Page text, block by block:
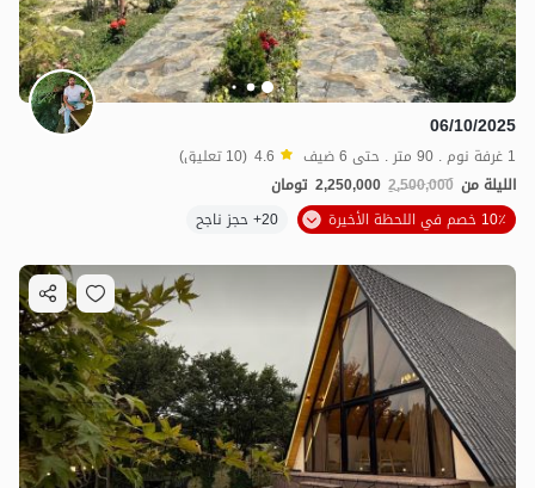
3.2مليون ت 4.7
06/10/2025
1 غرفة نوم . 90 متر . حتى 6 ضيف 4.6 (10 تعليق)
الليلة من 2,500,000
2,250,000 تومان
10٪ خصم في اللحظة الأخيرة
20+ حجز ناجح